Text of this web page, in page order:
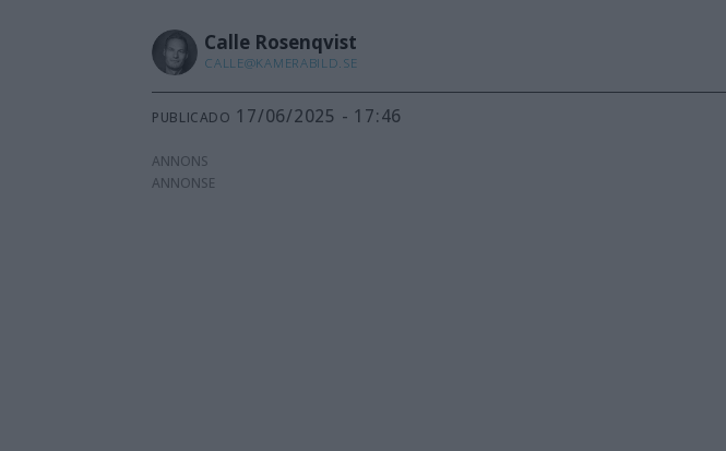
Calle Rosenqvist
CALLE@KAMERABILD.SE
PUBLICADO 17/06/2025 - 17:46
ANNONS